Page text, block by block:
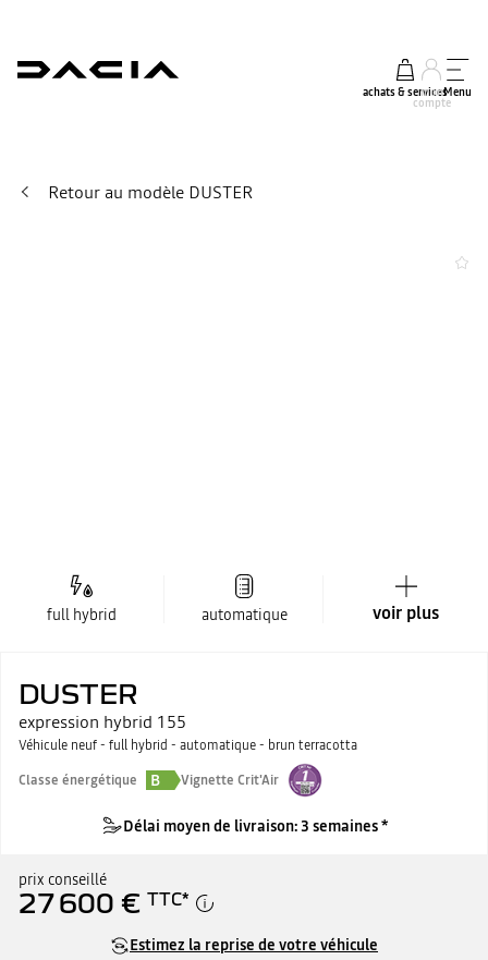
achats & services
mon
compte
Menu
Retour au modèle DUSTER
full hybrid automatique voir plus
DUSTER
expression hybrid 155
Véhicule neuf - full hybrid - automatique - brun terracotta
Classe énergétique
B Vignette Crit'Air
Délai moyen de livraison: 3 semaines *
prix conseillé
27 600 € TTC*
Estimez la reprise de votre véhicule